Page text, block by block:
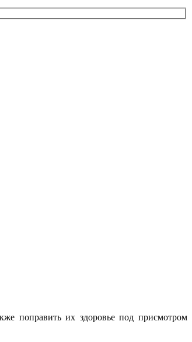
поправить их здоровье под присмотром